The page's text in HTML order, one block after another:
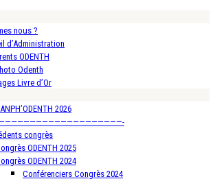
nous ?
d’Administration
ODENTH
Odenth
Livre d’Or
2026
congrès
ODENTH 2025
ODENTH 2024
Conférenciers Congrès 2024